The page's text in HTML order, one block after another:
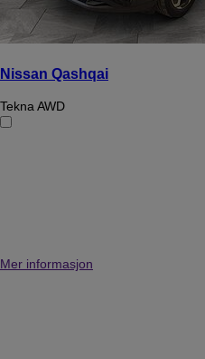
Nissan Qashqai
Tekna AWD
Mer informasjon